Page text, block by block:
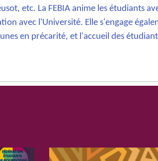
etc. La FEBIA anime les étudiants
avec l'Université. Elle s'engage
en précarité, et l'accueil des